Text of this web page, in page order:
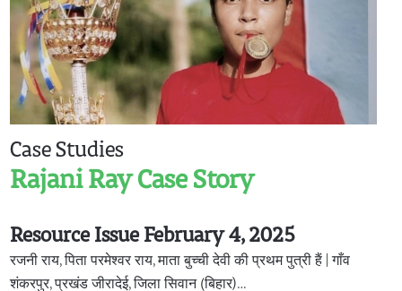
Case Studies
Rajani Ray Case Story
Resource Issue February 4, 2025
रजनी राय, पिता परमेश्वर राय, माता बुच्ची देवी की प्रथम पुत्री हैं | गाँव
शंकरपुर, प्रखंड जीरादेई, जिला सिवान (बिहार)…